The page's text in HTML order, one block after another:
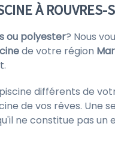
À ROUVRES-
ou polyester? Nous
de votre région
différents de
de vos rêves. Une
ne constitue pas